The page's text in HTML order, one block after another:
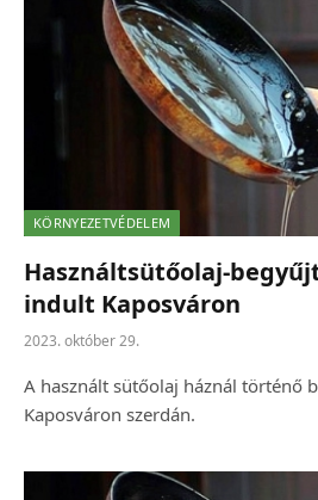
KÖRNYEZETVÉDELEM
Használtsütőolaj-
indult Kaposváron
2023. október 29.
A használt sütőolaj háznál történő
Kaposváron szerdán.